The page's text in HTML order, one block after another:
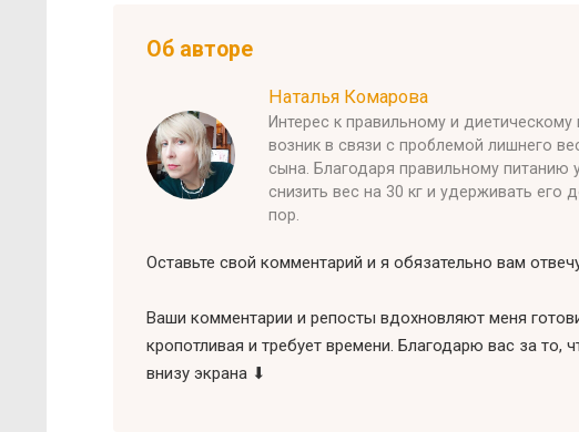
Об авторе
Наталья Комарова
Интерес к правильному и диетическому
возник в связи с проблемой лишнего
сына. Благодаря правильному питанию
снизить вес на 30 кг и удерживать его
пор.
Оставьте свой комментарий и я обязательно вам
Ваши комментарии и репосты вдохновляют меня
кропотливая и требует времени. Благодарю вас за то,
внизу экрана ⬇